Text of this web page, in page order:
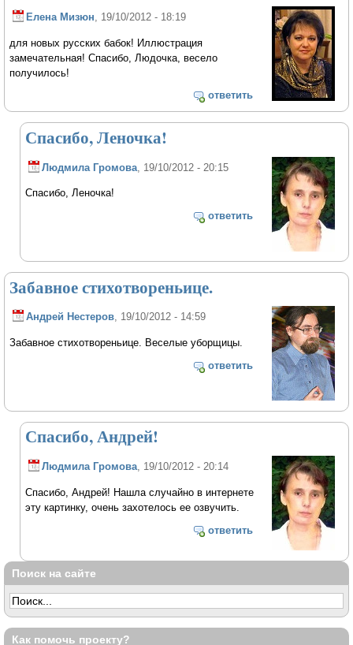
Елена Мизюн , 19/10/2012 - 18:19
для новых русских бабок! Иллюстрация
замечательная! Спасибо, Людочка, весело
получилось!
ответить
Спасибо, Леночка!
Людмила Громова , 19/10/2012 - 20:15
Спасибо, Леночка!
ответить
Забавное стихотвореньице.
Андрей Нестеров, 19/10/2012 - 14:59
Забавное стихотвореньице. Веселые уборщицы.
ответить
Спасибо, Андрей!
Людмила Громова, 19/10/2012 - 20:14
Спасибо, Андрей! Нашла случайно в интернете
эту картинку, очень захотелось ее озвучить.
ответить
Поиск на сайте
Как помочь проекту?